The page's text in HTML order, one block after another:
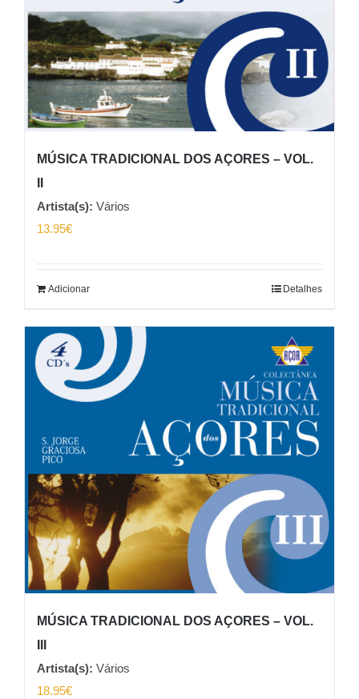
MÚSICA TRADICIONAL DOS AÇORES – VOL.
Artista(s): Vários
13.95€
Adicionar Detalhes
MÚSICA TRADICIONAL DOS AÇORES – VOL.
Artista(s): Vários
18.95€